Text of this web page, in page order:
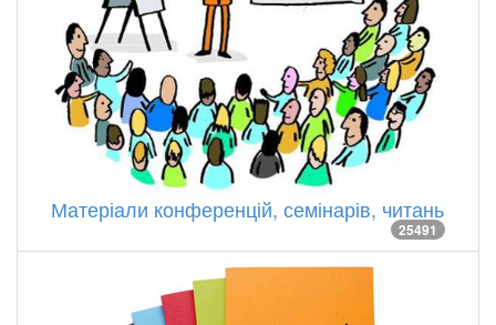
Матеріали конференцій, семінарів, читань
25491